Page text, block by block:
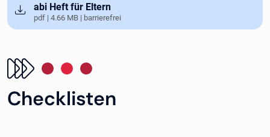
Öffnet in neuem Tab
abi Heft für Eltern
pdf | 4.66 MB | barrierefrei
Checklisten